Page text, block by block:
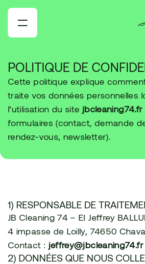
POLITIQUE DE
Cette politique explique
traite vos données personnelles
l’utilisation du site jbcleaning74.fr
formulaires (contact, demande
rendez-vous, newsletter).
1) RESPONSABLE DE
JB Cleaning 74 – EI Jeffrey
4 impasse de Loilly, 74650
Contact : jeffrey@jbcleaning74.fr
2) DONNÉES QUE NOUS